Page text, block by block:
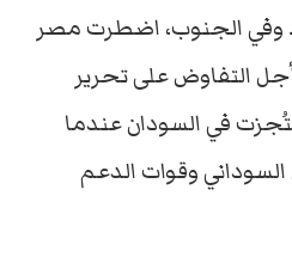
وفي الجنوب، اضطرت مصر
التفاوض على تحرير
في السودان عندما
وقوات الدعم